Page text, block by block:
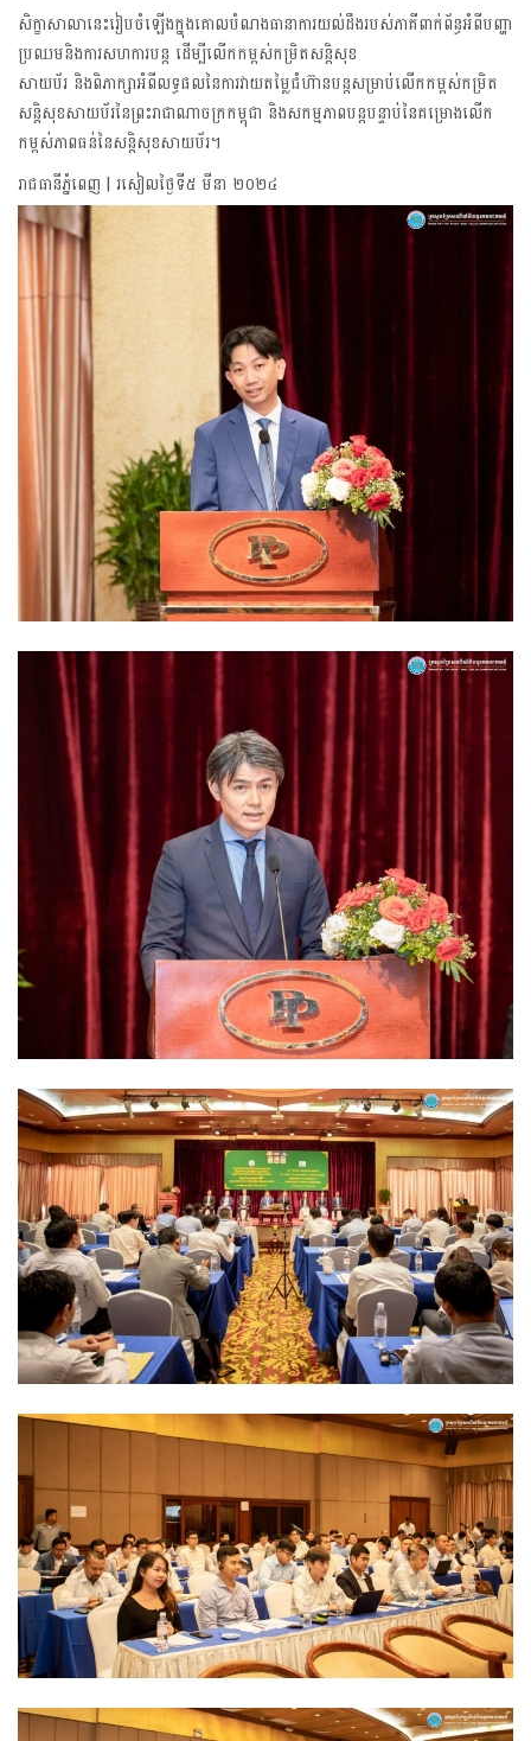
សិក្ខាសាលានេះរៀបចំឡើងក្នុងគោលបំណងធានាការយល់ដឹងរបស់ភាគីពាក់ព័ន្ធអំពីបញ្ហា
ប្រឈមនិងការសហការបន្ត ដើម្បីលើកកម្ពស់កម្រិតសន្តិសុខ
សាយប័រ និងពិភាក្សាអំពីលទ្ធផលនៃការវាយតម្លៃជំហ៊ានបន្តសម្រាប់លើកកម្ពស់កម្រិត
សន្តិសុខសាយប័រនៃព្រះរាជាណាចក្រកម្ពុជា និងសកម្មភាពបន្តបន្ទាប់នៃគម្រោងលើក
កម្ពស់ភាពធន់នៃសន្តិសុខសាយប័រ។
រាជធានីភ្នំពេញ | រសៀលថ្ងៃទី៥ មីនា ២០២៤